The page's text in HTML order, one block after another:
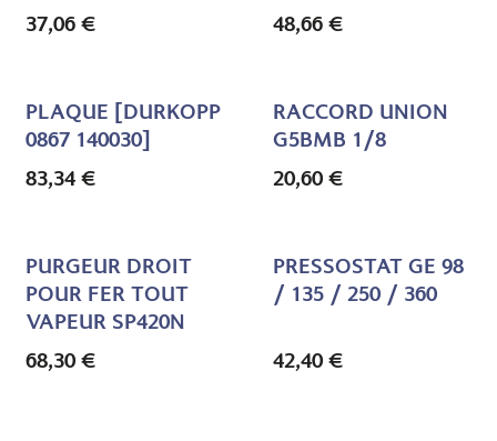
37,06 €
48,66€
PLAQUE [DURKOPP
0867 140030]
83,34€
RACCORD UNION
G5BMB 1/8
20,60€
PURGEUR DROIT
POUR FER TOUT
VAPEUR SP420N
68,30 €
PRESSOSTAT GE 98
/ 135 / 250 / 360
42,40€